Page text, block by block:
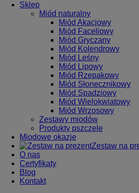
Sklep
Miód naturalny
Miód Akacjowy
Miód Faceliowy
Miód Gryczany
Miód Kolendrowy
Miód Leśny
Miód Lipowy
Miód Rzepakowy
Miód Słonecznikowy
Miód Spadziowy
Miód Wielokwiatowy
Miód Wrzosowy
Zestawy miodów
Produkty pszczele
Miodowe okazje
Zestaw na
O nas
Certyfikaty
Blog
Kontakt